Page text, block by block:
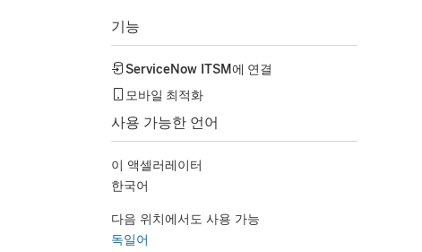
기능
ServiceNow ITSM에 연결
모바일 최적화
사용 가능한 언어
이 액셀러레이터
한국어
다음 위치에서도 사용 가능
독일어